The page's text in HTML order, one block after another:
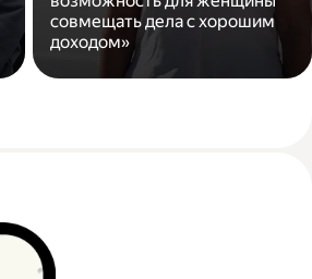
совмещать дела с хорошим
доходом»